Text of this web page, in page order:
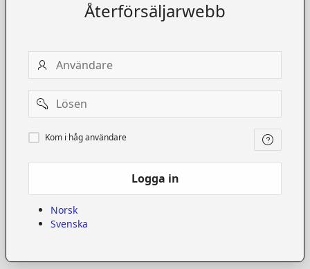
Återförsäljarwebb
Användare
Password
Kom
i
Kom i håg användare
Logga in
Norsk
Svenska